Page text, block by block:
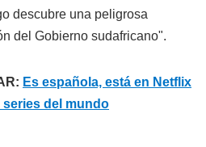
descubre una peligrosa
del Gobierno sudafricano".
Es española, está en Netflix
series del mundo